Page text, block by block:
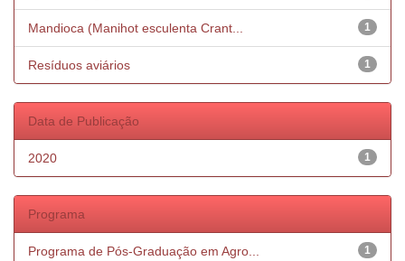
1
Mandioca (Manihot esculenta Crant...
1
Resíduos aviários
Data de Publicação
1
2020
Programa
1
Programa de Pós-Graduação em Agro...